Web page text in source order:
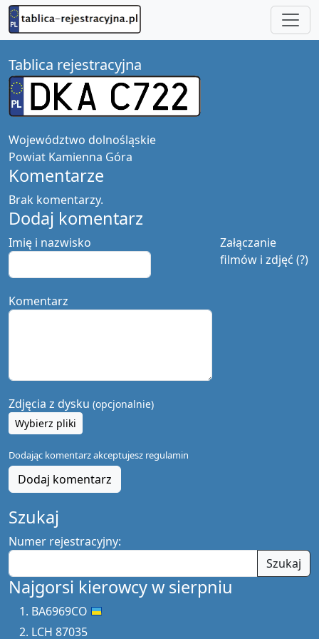
Tablica rejestracyjna
Województwo dolnośląskie
Powiat Kamienna Góra
Komentarze
Brak komentarzy.
Dodaj komentarz
Załączanie
filmów i zdjęć (?)
Imię i nazwisko
Komentarz
Zdjęcia z dysku (opcjonalnie)
Wybierz pliki
Dodając komentarz akceptujesz regulamin
Dodaj komentarz
Szukaj
Numer rejestracyjny:
Szukaj
Najgorsi kierowcy w sierpniu
BA6969CO
LCH 87035